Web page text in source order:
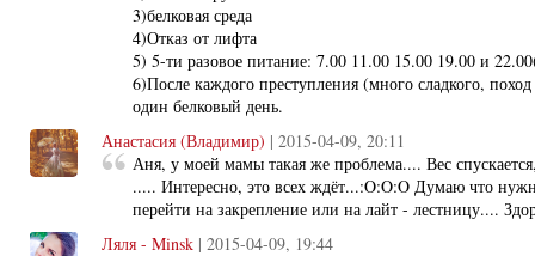
3)белковая среда
4)Отказ от лифта
5) 5-ти разовое питание: 7.00 11.00 15.00 19.00 и
6)После каждого преступления (много сладкого,
один белковый день.
Анастасия (Владимир) | 2015-04-09, 20:11
Аня, у моей мамы такая же проблема.... Вес
..... Интересно, это всех ждёт...:O:O:O Думаю что
перейти на закрепление или на лайт - лестницу....
Ляля - Minsk | 2015-04-09, 19:44